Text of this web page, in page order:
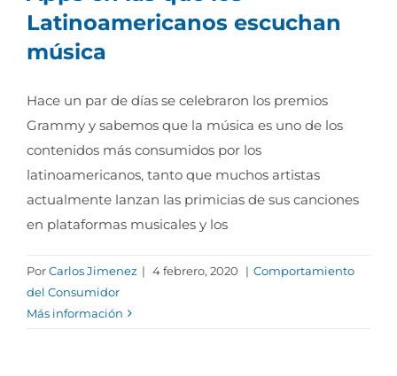
Latinoamericanos escuchan
música
Hace un par de días se celebraron los premios
Grammy y sabemos que la música es uno de los
contenidos más consumidos por los
latinoamericanos, tanto que muchos artistas
actualmente lanzan las primicias de sus canciones
en plataformas musicales y los
PorCarlos Jimenez | 4 febrero, 2020 | Comportamiento
del Consumidor
Más información